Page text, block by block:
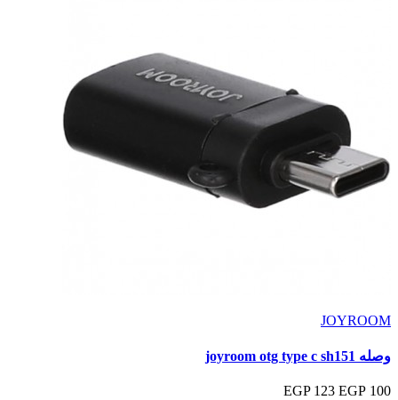
JOYROOM
وصله joyroom otg type c sh151
100 EGP
123 EGP